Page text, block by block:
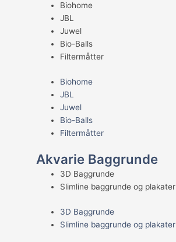
Biohome
JBL
Juwel
Bio-Balls
Filtermåtter
Biohome
JBL
Juwel
Bio-Balls
Filtermåtter
Akvarie Baggrunde
3D Baggrunde
Slimline baggrunde og plakater
3D Baggrunde
Slimline baggrunde og plakater